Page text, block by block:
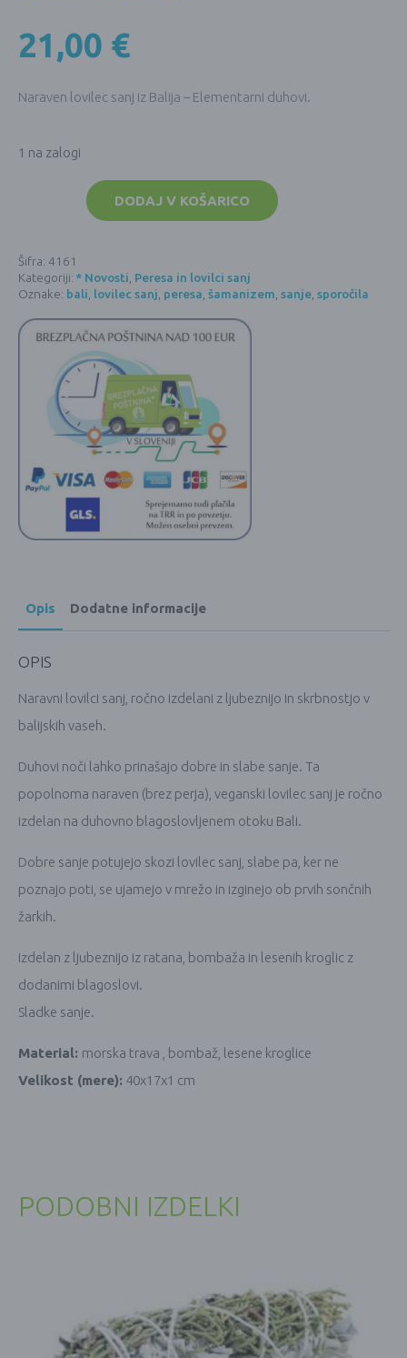
21,00 €
Naraven lovilec sanj iz Balija – Elementarni duhovi.
1 na zalogi
(siva)
količina
DODAJ V KOŠARICO
Šifra: 4161
Kategoriji: * Novosti, Peresa in lovilci sanj
Oznake: bali, lovilec sanj, peresa, šamanizem, sanje, sporočila
Opis Dodatne informacije
OPIS
Naravni lovilci sanj, ročno izdelani z ljubeznijo in skrbnostjo v
balijskih vaseh.
Duhovi noči lahko prinašajo dobre in slabe sanje. Ta
popolnoma naraven (brez perja), veganski lovilec sanj je ročno
izdelan na duhovno blagoslovljenem otoku Bali.
Dobre sanje potujejo skozi lovilec sanj, slabe pa, ker ne
poznajo poti, se ujamejo v mrežo in izginejo ob prvih sončnih
žarkih.
Izdelan z ljubeznijo iz ratana, bombaža in lesenih kroglic z
dodanimi blagoslovi.
Sladke sanje.
Material: morska trava , bombaž, lesene kroglice
Velikost (mere): 40x17x1 cm
PODOBNI IZDELKI